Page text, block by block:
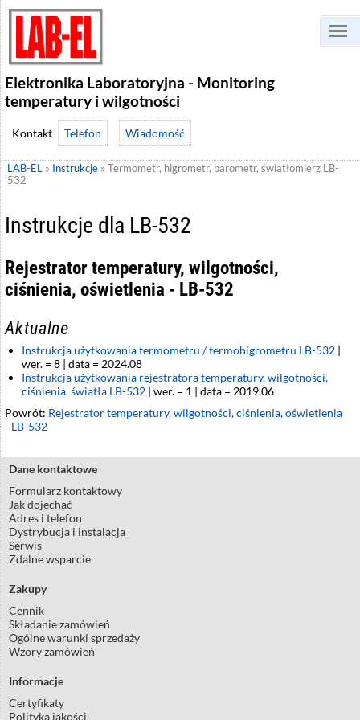
Elektronika Laboratoryjna - Monitoring
temperatury i wilgotności
Telefon Wiadomość
LAB-EL » Instrukcje » Termometr, higrometr, barometr, światłomierz LB-
532
Instrukcje dla LB-532
Rejestrator temperatury, wilgotności,
ciśnienia, oświetlenia - LB-532
Aktualne
Instrukcja użytkowania termometru / termohigrometru LB-532 |
wer. = 8 | data = 2024.08
Instrukcja użytkowania rejestratora temperatury, wilgotności,
ciśnienia, światła LB-532 | wer. = 1 | data = 2019.06
Powrót: Rejestrator temperatury, wilgotności, ciśnienia, oświetlenia
- LB-532
Dane kontaktowe
Formularz kontaktowy
Jak dojechać
Adres i telefon
Dystrybucja i instalacja
Serwis
Zdalne wsparcie
Zakupy
Cennik
Składanie zamówień
Ogólne warunki sprzedaży
Wzory zamówień
Informacje
Certyfikaty
Polityka jakości